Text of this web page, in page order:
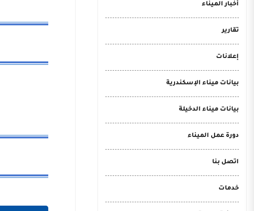
أخبار الميناء
تقارير
إعلانات
بيانات ميناء الإسكندرية
بيانات ميناء الدخيلة
دورة عمل الميناء
اتصل بنا
خدمات